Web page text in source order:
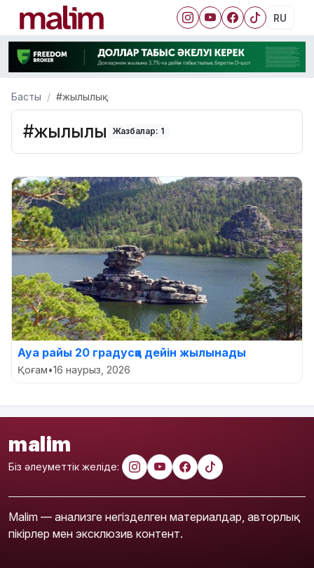
RU
Басты #жылылық
#жылылық Жазбалар: 1
Ауа райы 20 градусқа дейін жылынады
Қоғам•16 наурыз, 2026
malim
Біз әлеуметтік желіде:
Malim — анализге негізделген материалдар, авторлық
пікірлер мен эксклюзив контент.